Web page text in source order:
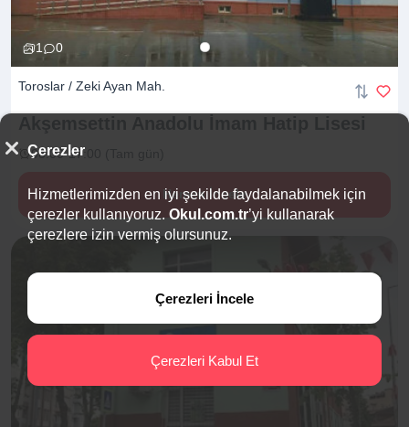
1 0
Toroslar / Zeki Ayan Mah.
08:00-17:00 (Tam gün)
Hemen İncele
Çerezler
Hizmetlerimizden en iyi şekilde faydalanabilmek için
çerezler kullanıyoruz. Okul.com.tr’yi kullanarak
çerezlere izin vermiş olursunuz.
Çerezleri İncele
Çerezleri Kabul Et